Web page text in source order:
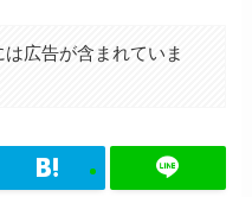
は広告が含まれていま